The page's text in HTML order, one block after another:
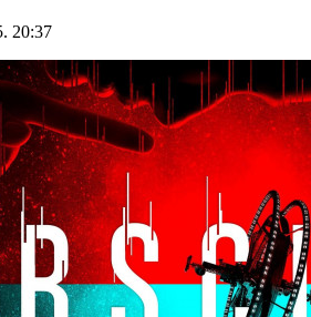
20:37